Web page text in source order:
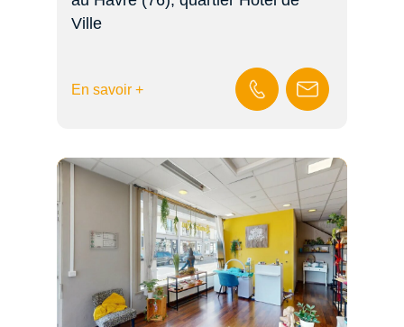
Ville
En savoir +